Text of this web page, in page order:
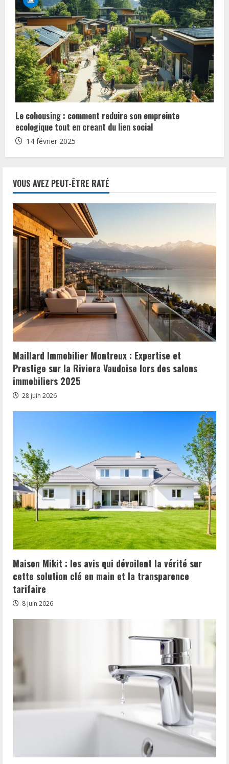
i
n
g
Le cohousing : comment reduire son empreinte
ecologique tout en creant du lien social
14 février 2025
VOUS AVEZ PEUT-ÊTRE RATÉ
Maillard Immobilier Montreux : Expertise et
Prestige sur la Riviera Vaudoise lors des salons
immobiliers 2025
28 juin 2026
Maison Mikit : les avis qui dévoilent la vérité sur
cette solution clé en main et la transparence
tarifaire
8 juin 2026